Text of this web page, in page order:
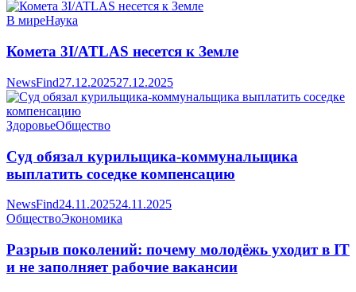
В миреНаука
Комета 3I/ATLAS несется к Земле
NewsFind27.12.202527.12.2025
ЗдоровьеОбщество
Суд обязал курильщика-коммунальщика
выплатить соседке компенсацию
NewsFind24.11.202524.11.2025
ОбществоЭкономика
Разрыв поколений: почему молодёжь уходит в IT
и не заполняет рабочие вакансии